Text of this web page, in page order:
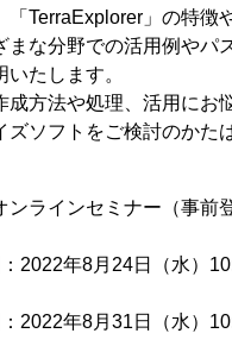
「TerraExplorer」の特徴
まな分野での活用例やパ
たします。
成方法や処理、活用にお
ズソフトをご検討のかた
ンラインセミナー（事前
2022年8月24日（水）
8月31日（水）